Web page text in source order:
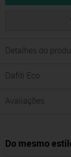
Detalhes do
Dafiti Eco
Avaliações
Do mesmo